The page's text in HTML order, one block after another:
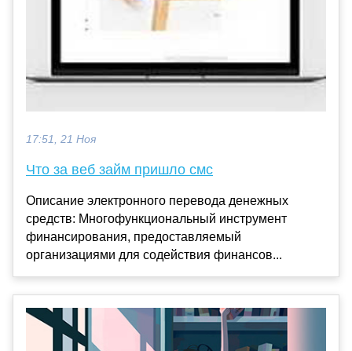
17:51, 21 Ноя
Что за веб займ пришло смс
Описание электронного перевода денежных
средств: Многофункциональный инструмент
финансирования, предоставляемый
организациями для содействия финансов...